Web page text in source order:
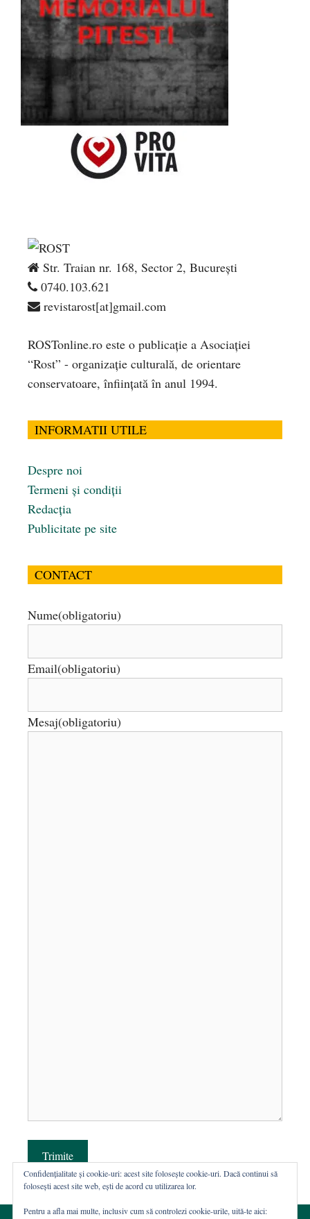
Str. Traian nr. 168, Sector 2, București
0740.103.621
revistarost[at]gmail.com
ROSTonline.ro este o publicaţie a Asociaţiei
“Rost” - organizaţie culturală, de orientare
conservatoare, înfiinţată în anul 1994.
INFORMATII UTILE
Despre noi
Termeni și condiții
Redacția
Publicitate pe site
CONTACT
Nume(obligatoriu)
Email(obligatoriu)
Mesaj(obligatoriu)
Trimite
Confidențialitate și cookie-uri: acest site folosește cookie-uri. Dacă continui să
folosești acest site web, ești de acord cu utilizarea lor.
Pentru a afla mai multe, inclusiv cum să controlezi cookie-urile, uită-te aici: